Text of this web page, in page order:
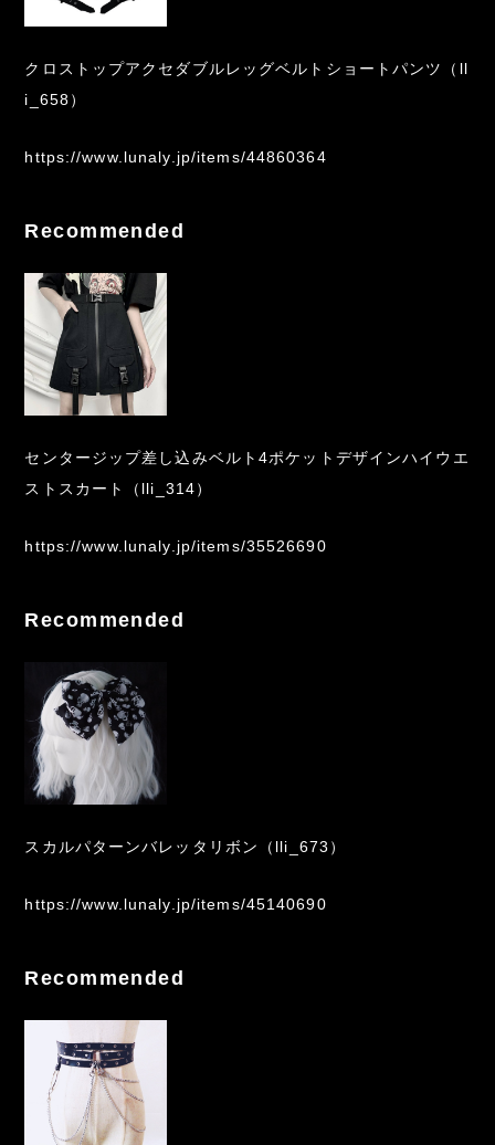
クロストップアクセダブルレッグベルトショートパンツ（ll
i_658）
https://www.lunaly.jp/items/44860364
Recommended
センタージップ差し込みベルト4ポケットデザインハイウエ
ストスカート（lli_314）
https://www.lunaly.jp/items/35526690
Recommended
スカルパターンバレッタリボン（lli_673）
https://www.lunaly.jp/items/45140690
Recommended